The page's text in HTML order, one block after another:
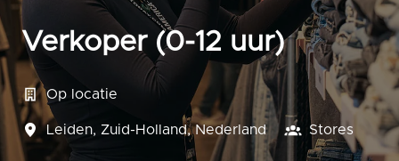
Verkoper (0-12 uur)
Op locatie
Leiden, Zuid-Holland, Nederland Stores